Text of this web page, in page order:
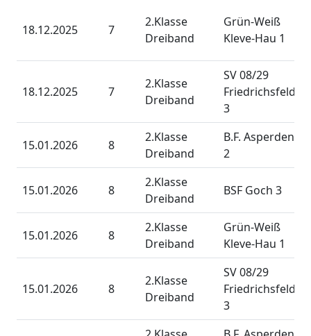
18.12.2025 7
2.Klasse
Dreiband
Grün-Weiß
Kleve-Hau 1
18.12.2025 7
2.Klasse
Dreiband
SV 08/29
Friedrichsfeld
3
15.01.2026 8
2.Klasse
Dreiband
B.F. Asperden
2
15.01.2026 8
2.Klasse
Dreiband
BSF Goch 3
15.01.2026 8
2.Klasse
Dreiband
Grün-Weiß
Kleve-Hau 1
15.01.2026 8
2.Klasse
Dreiband
SV 08/29
Friedrichsfeld
3